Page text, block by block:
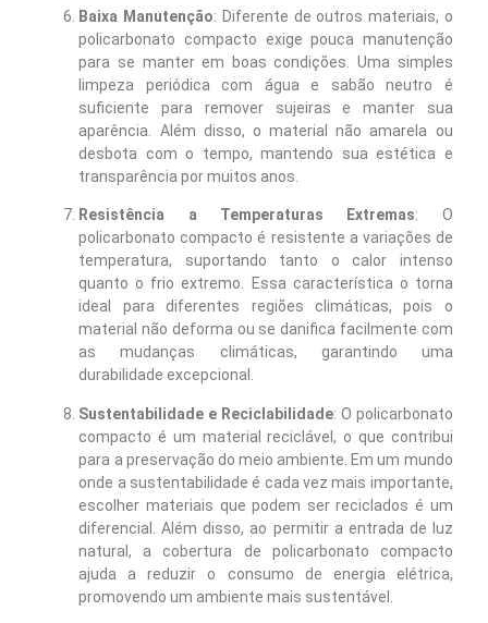
Baixa Manutenção: Diferente de outros materiais, o
policarbonato compacto exige pouca manutenção
para se manter em boas condições. Uma simples
limpeza periódica com água e sabão neutro é
suficiente para remover sujeiras e manter sua
aparência. Além disso, o material não amarela ou
desbota com o tempo, mantendo sua estética e
transparência por muitos anos.
Resistência a Temperaturas Extremas: O
policarbonato compacto é resistente a variações de
temperatura, suportando tanto o calor intenso
quanto o frio extremo. Essa característica o torna
ideal para diferentes regiões climáticas, pois o
material não deforma ou se danifica facilmente com
as mudanças climáticas, garantindo uma
durabilidade excepcional.
Sustentabilidade e Reciclabilidade: O policarbonato
compacto é um material reciclável, o que contribui
para a preservação do meio ambiente. Em um mundo
onde a sustentabilidade é cada vez mais importante,
escolher materiais que podem ser reciclados é um
diferencial. Além disso, ao permitir a entrada de luz
natural, a cobertura de policarbonato compacto
ajuda a reduzir o consumo de energia elétrica,
promovendo um ambiente mais sustentável.